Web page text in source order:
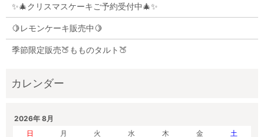
✨🎄クリスマスケーキご予約受付中🎄✨
🍋レモンケーキ販売中🍋
季節限定販売🍑もものタルト🍑
2026年 8月
日
月 火 水 木 金
土